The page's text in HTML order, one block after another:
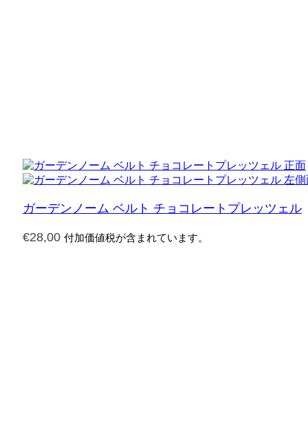
ガーデンノーム ベルト チョコレートプレッツェル
€28,00 付加価値税が含まれています。